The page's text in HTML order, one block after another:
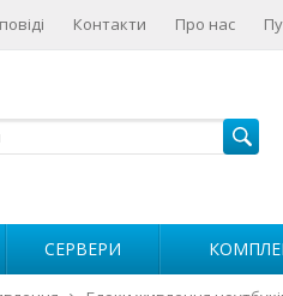
Контакти Про нас
СЕРВЕРИ